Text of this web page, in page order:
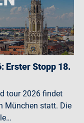
Erster Stopp 18.
tour 2026 findet
München statt. Die